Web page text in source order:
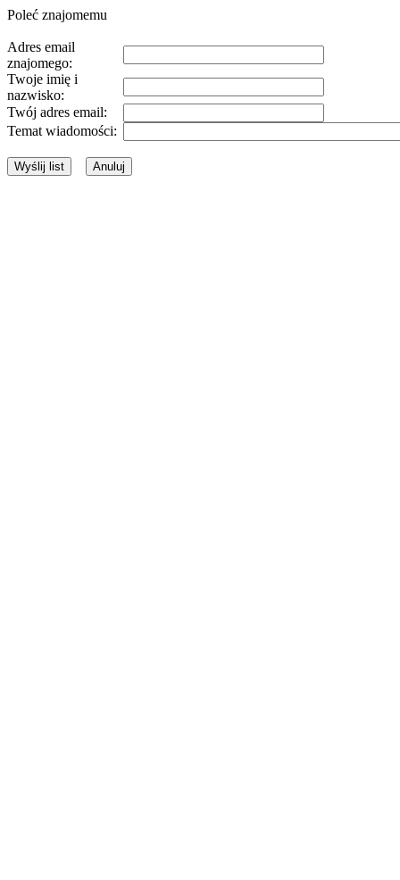
Poleć znajomemu
Adres email
znajomego:
Twoje imię i
nazwisko:
Twój adres email:
Temat wiadomości: